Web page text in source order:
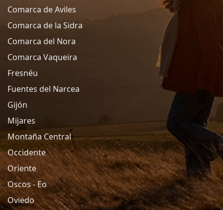
Comarca de Aviles
Comarca de la Sidra
Comarca del Nora
Comarca Vaqueira
Fresnéu
Fuentes del Narcea
Gijón
Mijares
Montaña Central
Occidente
Oriente
Oscos - Eo
Oviedo